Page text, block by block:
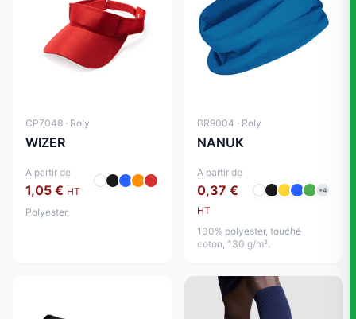
CP7048 · Roly
WIZER
A partir de
1,05 € HT
Polyester.
BR9004 · Roly
NANUK
A partir de
0,37 €
HT
+4
100% polyester, touché
coton, 130 g/m².